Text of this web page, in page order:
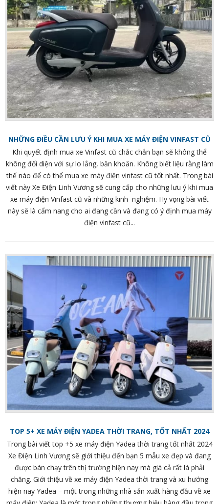
NHỮNG ĐIỀU CẦN LƯU Ý KHI MUA XE MÁY ĐIỆN VINFAST CŨ
Khi quyết định mua xe Vinfast cũ chắc chắn bạn sẽ không thể
không đối diện với sự lo lắng, băn khoăn. Không biết liệu rằng làm
thế nào để có thể mua xe máy điện vinfast cũ tốt nhất. Trong bài
viết này Xe Điện Linh Vương sẽ cung cấp cho những lưu ý khi mua
xe máy điện Vinfast cũ và những kinh nghiệm. Hy vọng bài viết
này sẽ là cẩm nang cho ai đang cần và đang có ý định mua máy
điện vinfast cũ...
TOP 5+ XE MÁY ĐIỆN YADEA THỜI TRANG, TỐT NHẤT 2024
Trong bài viết top +5 xe máy điện Yadea thời trang tốt nhất 2024
Xe Điện Linh Vương sẽ giới thiệu đến bạn 5 mẫu xe đẹp và đang
được bán chạy trên thị trường hiện nay mà giá cả rất là phải
chăng. Giới thiệu về xe máy điện Yadea thời trang và xu hướng
hiện nay Yadea – một trong những nhà sản xuất hàng đầu về xe